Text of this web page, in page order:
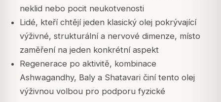
neklid nebo pocit neukotvenosti
Lidé, kteří chtějí jeden klasický olej pokrývající
výživné, strukturální a nervové dimenze, místo
zaměření na jeden konkrétní aspekt
Regenerace po aktivitě, kombinace
Ashwagandhy, Baly a Shatavari činí tento olej
výživnou volbou pro podporu fyzické